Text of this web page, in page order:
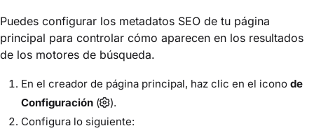
Puedes configurar los metadatos SEO de tu página
principal para controlar cómo aparecen en los resultados
de los motores de búsqueda.
En el creador de página principal, haz clic en el icono de
Configuración (
).
Configura lo siguiente: